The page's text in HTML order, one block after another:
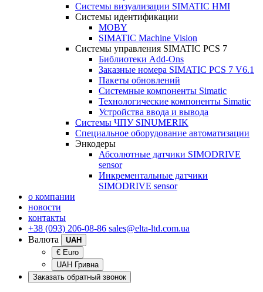
Системы визуализации SIMATIC HMI
Системы идентификации
MOBY
SIMATIC Machine Vision
Системы управления SIMATIC PCS 7
Библиотеки Add-Ons
Заказные номера SIMATIC PCS 7 V6.1
Пакеты обновлений
Системные компоненты Simatic
Технологические компоненты Simatic
Устройства ввода и вывода
Системы ЧПУ SINUMERIK
Специальное оборудование автоматизации
Энкодеры
Абсолютные датчики SIMODRIVE
sensor
Инкрементальные датчики
SIMODRIVE sensor
о компании
новости
контакты
+38 (093) 206-08-86 sales@elta-ltd.com.ua
Валюта
UAH
€ Euro
UAH Гривна
Заказать обратный звонок